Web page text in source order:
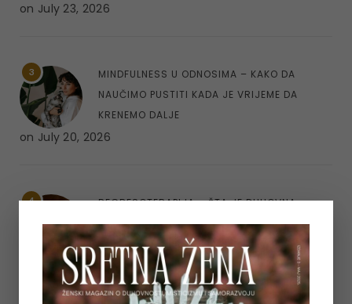
on July 23, 2026
3
MINDFULNESS U ODNOSIMA – KAKO DA
NAUČIMO PUSTITI KADA JE VRIJEME DA
KRENEMO DALJE
on July 20, 2026
4
REGRESOTERAPIJA – ŠTA JE DUHOVNA
REGRESIJA I KAKO NAM UVIDI IZ PROŠLIH
ŽIVOTA MOGU POMOĆI
July 7, 2026